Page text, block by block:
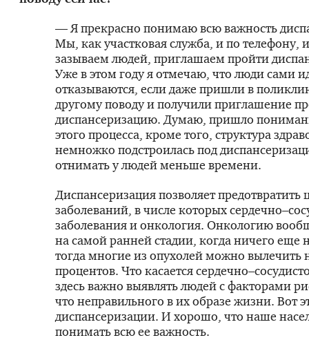
— Я прекрасно понимаю всю важность
Мы, как участковая служба, и по телефону,
зазываем людей, приглашаем пройти
Уже в этом году я отмечаю, что люди сами
отказываются, если даже пришли в
другому поводу и получили приглашение
диспансеризацию. Думаю, пришло
этого процесса, кроме того, структура
немножко подстроилась под
отнимать у людей меньше времени.
Диспансеризация позволяет предотвратить
заболеваний, в числе которых
заболевания и онкология. Онкологию
на самой ранней стадии, когда ничего еще
тогда многие из опухолей можно вылечить
процентов. Что касается
здесь важно выявлять людей с факторами
что неправильного в их образе жизни. Вот
диспансеризации. И хорошо, что наше
понимать всю ее важность.